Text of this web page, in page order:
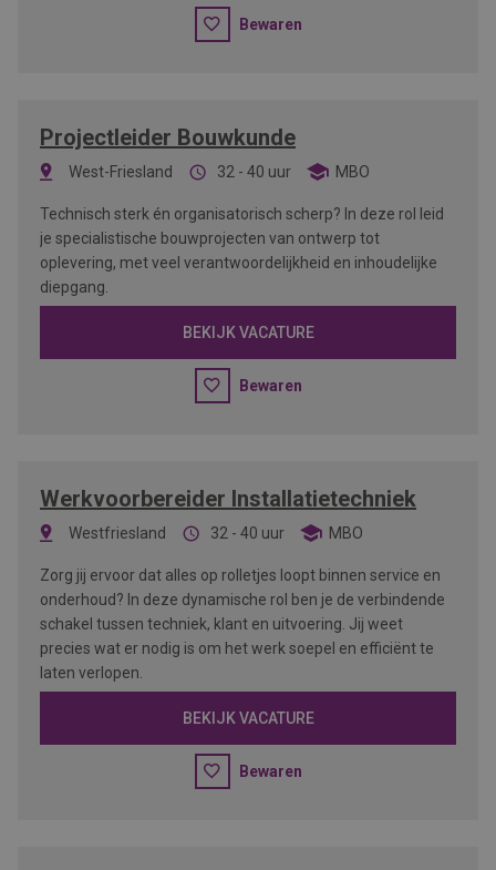
Bewaren
Projectleider Bouwkunde
West-Friesland 32 - 40 uur MBO
Technisch sterk én organisatorisch scherp? In deze rol leid
je specialistische bouwprojecten van ontwerp tot
oplevering, met veel verantwoordelijkheid en inhoudelijke
diepgang.
BEKIJK VACATURE
Bewaren
Werkvoorbereider Installatietechniek
Westfriesland 32 - 40 uur MBO
Zorg jij ervoor dat alles op rolletjes loopt binnen service en
onderhoud? In deze dynamische rol ben je de verbindende
schakel tussen techniek, klant en uitvoering. Jij weet
precies wat er nodig is om het werk soepel en efficiënt te
laten verlopen.
BEKIJK VACATURE
Bewaren